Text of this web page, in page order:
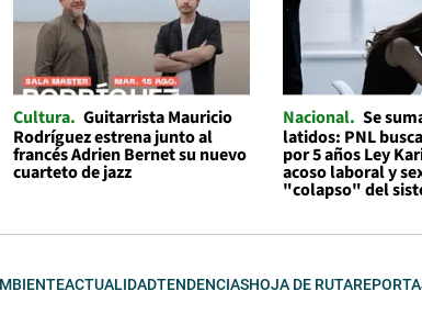
Cultura Guitarrista Mauricio
Rodríguez estrena junto al
francés Adrien Bernet su nuevo
cuarteto de jazz
Nacional Se
latidos: PNL
por 5 años Ley
acoso laboral y
"colapso" del
ACTUALIDADTENDENCIASHOJA DE RUTA